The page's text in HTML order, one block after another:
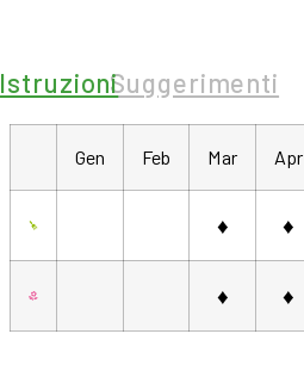
IstruzioniSuggerimenti
Gen Feb Mar Apr
♦ ♦
♦ ♦